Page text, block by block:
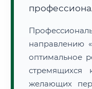
🔍Нажмите на
направлению
оптимальное
стремящихся
желающих